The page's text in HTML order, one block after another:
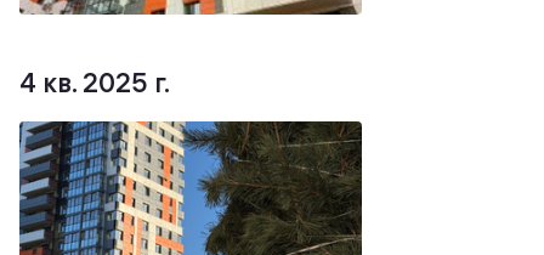
4 кв. 2025 г.